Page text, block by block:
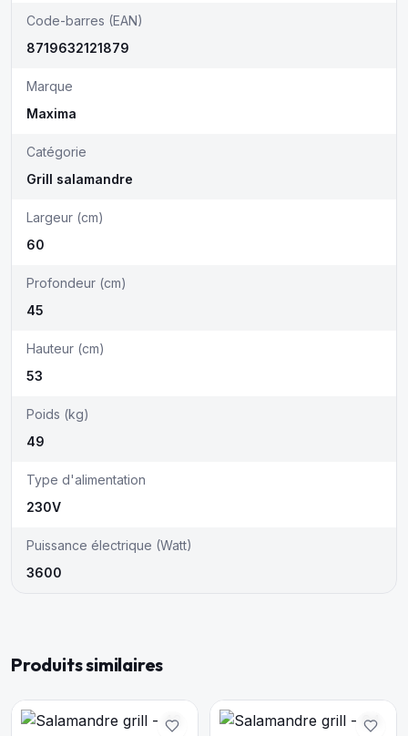
Code-barres (EAN)
8719632121879
Marque
Maxima
Catégorie
Grill salamandre
Largeur (cm)
60
Profondeur (cm)
45
Hauteur (cm)
53
Poids (kg)
49
Type d'alimentation
230V
Puissance électrique (Watt)
3600
Produits similaires